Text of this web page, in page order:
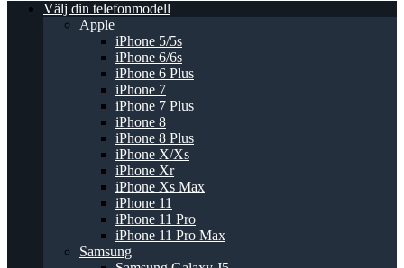
Välj din telefonmodell
Apple
iPhone 5/5s
iPhone 6/6s
iPhone 6 Plus
iPhone 7
iPhone 7 Plus
iPhone 8
iPhone 8 Plus
iPhone X/Xs
iPhone Xr
iPhone Xs Max
iPhone 11
iPhone 11 Pro
iPhone 11 Pro Max
Samsung